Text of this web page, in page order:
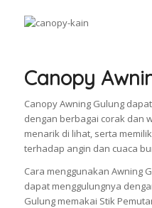
Canopy
Canopy Awning Gulung
dengan berbagai corak dan
menarik di lihat, serta
terhadap angin dan cuaca
Cara menggunakan Awning
dapat menggulungnya
Gulung memakai Stik